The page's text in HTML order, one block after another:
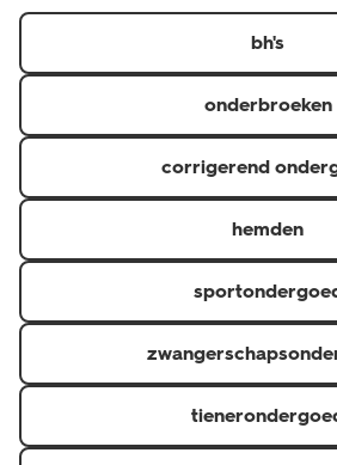
er in diverse kleuren, designs en
bh's
onderbroeken
corrigerend
hemden